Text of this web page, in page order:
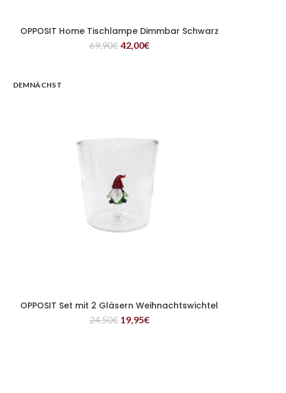
WEITERLESEN
OPPOSIT Home Tischlampe Dimmbar Schwarz
69,90€42,00€
DEMNÄCHST
WEITERLESEN
OPPOSIT Set mit 2 Gläsern Weihnachtswichtel
24,50€ 19,95€